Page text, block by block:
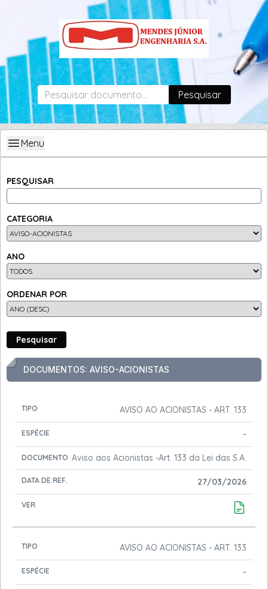
Pesquisar
Menu
PESQUISAR
CATEGORIA
ANO
ORDENAR POR
Pesquisar
DOCUMENTOS: AVISO-ACIONISTAS
DATA
AVISO AO ACIONISTAS - ART. 133
-
Aviso aos Acionistas -Art. 133 da Lei das S.A.
27/03/2026
AVISO AO ACIONISTAS - ART. 133
-